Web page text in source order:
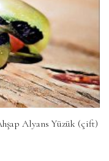
Alyans Yüzük (çift)